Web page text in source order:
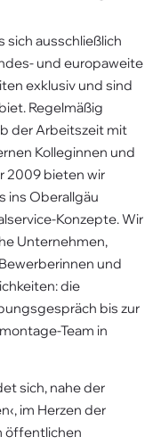
sich ausschließlich
und europaweite
exklusiv und sind
Regelmäßig
der Arbeitszeit mit
Kolleginnen und
2009 bieten wir
ins Oberallgäu
Konzepte. Wir
Unternehmen,
und
die
bis zur
Team in
sich, nahe der
im Herzen der
öffentlichen